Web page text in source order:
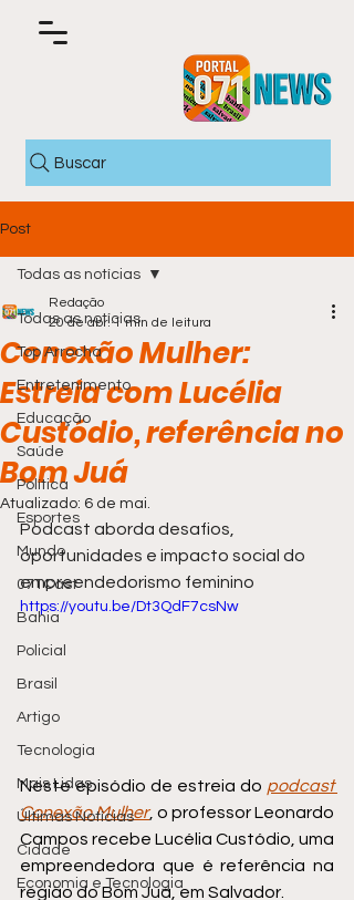
Buscar
Post
Todas as notícias
Top Arrocha
Entretenimento
Educação
Saúde
Política
Esportes
Mundo
071Cast
Bahia
Policial
Brasil
Artigo
Tecnologia
Mais Lidas
Últimas Notícias
Cidade
Economia e Tecnologia
Todas as notícias
Conexão Mulher:
Estreia com Lucélia
Custódio, referência no
Bom Juá
Redação
20 de abr. 1 min de leitura
Atualizado: 6 de mai.
Podcast aborda desafios,
oportunidades e impacto social do
empreendedorismo feminino
https://youtu.be/Dt3QdF7csNw
Neste episódio de estreia do podcast
Conexão Mulher, o professor Leonardo
Campos recebe Lucélia Custódio, uma
empreendedora que é referência na
região do Bom Juá, em Salvador.